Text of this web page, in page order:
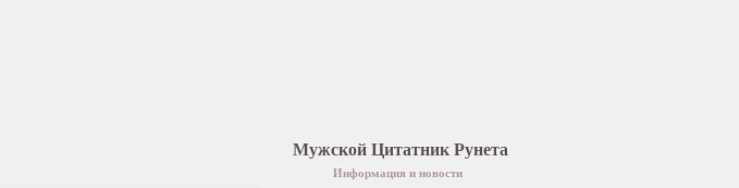
Мужской Цитатник Рунета
Информация и новости